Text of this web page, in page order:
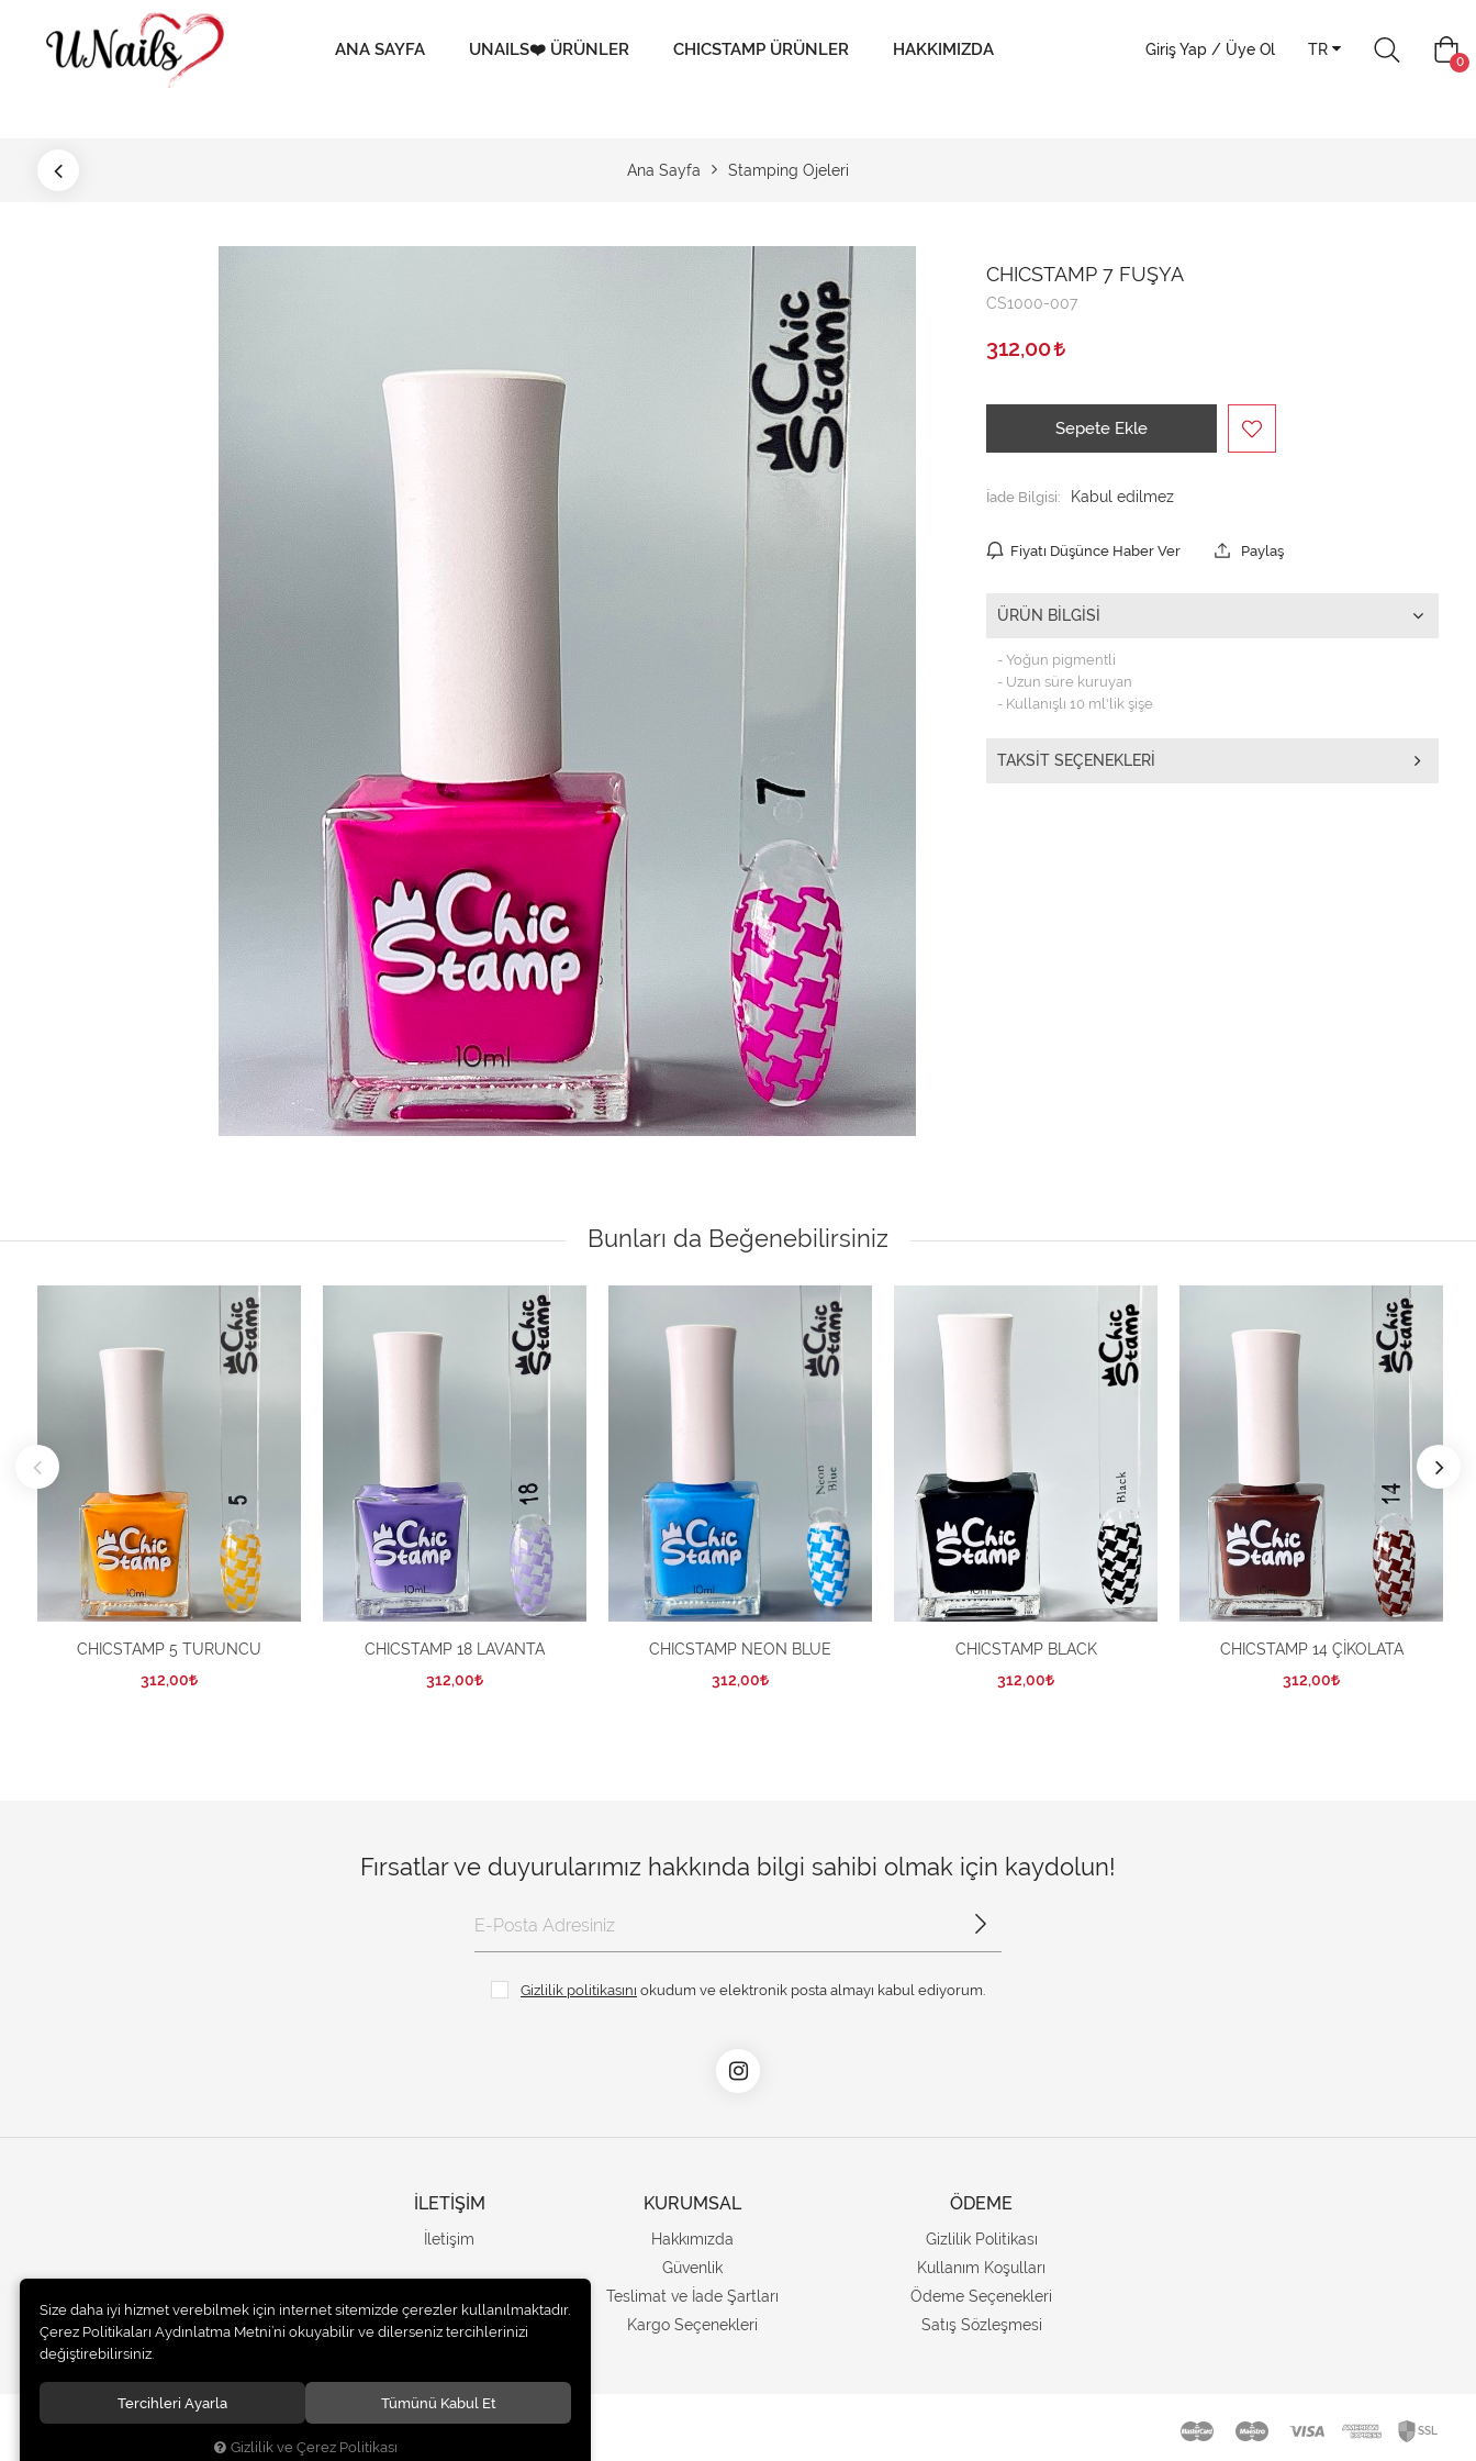
ANA SAYFA UNAILS❤️ ÜRÜNLER CHICSTAMP ÜRÜNLER HAKKIMIZDA Giriş Yap / Üye Ol TR
0
Ana Sayfa Stamping Ojeleri
CHICSTAMP 7 FUŞYA
CS1000-007
312,00
Sepete Ekle
İade Bilgisi:
Fiyatı Düşünce Haber Ver Paylaş
ÜRÜN BILGISI
- Yoğun pigmentli
- Uzun süre kuruyan
- Kullanışlı 10 ml'lik şişe
TAKSIT SEÇENEKLERI
Bunları da Beğenebilirsiniz
CHICSTAMP 5 TURUNCU
312,00
CHICSTAMP 18 LAVANTA
312,00
CHICSTAMP NEON BLUE
312,00
CHICSTAMP BLACK
312,00
CHICSTAMP 14 ÇİKOLATA
312,00
Fırsatlar ve duyurularımız hakkında bilgi sahibi olmak için kaydolun!
Gizlilik politikasını okudum ve elektronik posta almayı kabul ediyorum.
İLETİŞİM
İletişim
KURUMSAL
Hakkımızda
Güvenlik
Teslimat ve İade Şartları
Kargo Seçenekleri
ÖDEME
Gizlilik Politikası
Kullanım Koşulları
Ödeme Seçenekleri
Satış Sözleşmesi
Size daha iyi hizmet verebilmek için internet sitemizde çerezler kullanılmaktadır.
Çerez Politikaları Aydınlatma Metni’ni okuyabilir ve dilerseniz tercihlerinizi
değiştirebilirsiniz.
Tercihleri Ayarla Tümünü Kabul Et
Gizlilik ve Çerez Politikası